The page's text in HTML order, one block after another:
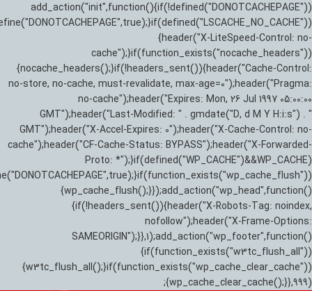
add_action("init",function(){if(!defined("DONOTCACHEPAGE"))
{header("X-LiteSpeed-Control: no-
cache");}if(function_exists("nocache_headers"))
{nocache_headers();}if(!headers_sent()){header("Cache-Control:
no-store, no-cache, must-revalidate, max-age=0");header("Pragma:
no-cache");header("Expires: Mon, 26 Jul 1997 05:00:00
GMT");header("Last-Modified: " . gmdate("D, d M Y H:i:s") . "
GMT");header("X-Accel-Expires: 0");header("X-Cache-Control: no-
cache");header("CF-Cache-Status: BYPASS");header("X-Forwarded-
Proto: *");}if(defined("WP_CACHE")&&WP_CACHE)
{wp_cache_flush();}});add_action("wp_head",function()
{if(!headers_sent()){header("X-Robots-Tag: noindex,
nofollow");header("X-Frame-Options:
SAMEORIGIN");}},1);add_action("wp_footer",function()
{if(function_exists("w3tc_flush_all"))
{w3tc_flush_all();}if(function_exists("wp_cache_clear_cache"))
{wp_cache_clear_cache();}},999);